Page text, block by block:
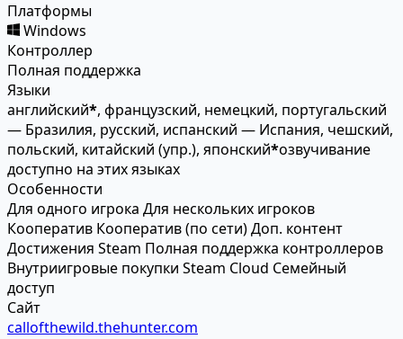
Платформы
Windows
Контроллер
Полная поддержка
Языки
английский*, французский, немецкий, португальский
— Бразилия, русский, испанский — Испания, чешский,
польский, китайский (упр.), японский*озвучивание
доступно на этих языках
Особенности
Для одного игрока Для нескольких игроков
Кооператив Кооператив (по сети)Доп. контент
Достижения Steam Полная поддержка контроллеров
Внутриигровые покупки Steam Cloud Семейный
доступ
Сайт
callofthewild.thehunter.com